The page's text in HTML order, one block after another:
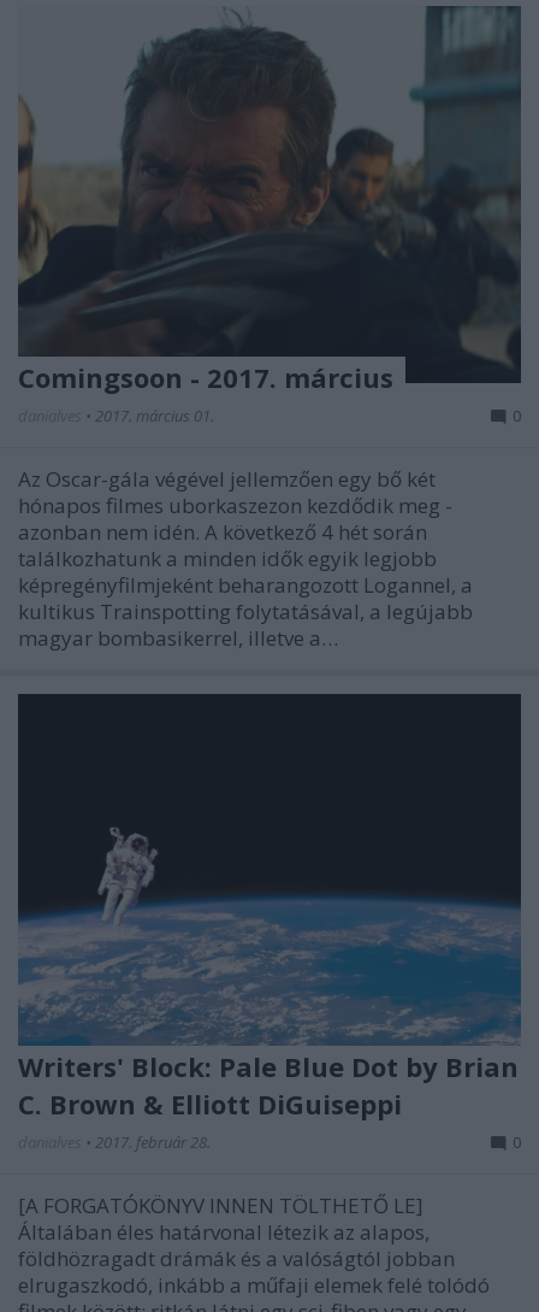
Comingsoon - 2017. március
• 2017. március 01. 0
Az Oscar-gála végével jellemzően egy bő két
hónapos filmes uborkaszezon kezdődik meg -
azonban nem idén. A következő 4 hét során
találkozhatunk a minden idők egyik legjobb
képregényfilmjeként beharangozott Logannel, a
kultikus Trainspotting folytatásával, a legújabb
magyar bombasikerrel, illetve a…
Writers' Block: Pale Blue Dot by Brian
C. Brown & Elliott DiGuiseppi
• 2017. február 28. 0
[A FORGATÓKÖNYV INNEN TÖLTHETŐ LE]
Általában éles határvonal létezik az alapos,
földhözragadt drámák és a valóságtól jobban
elrugaszkodó, inkább a műfaji elemek felé tolódó